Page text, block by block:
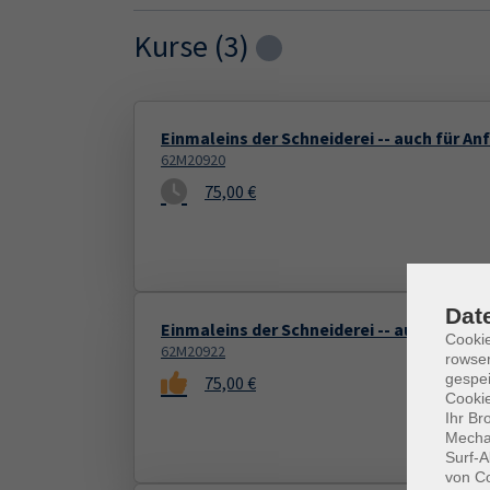
Kurse (3) Loading...
Einmaleins der Schneiderei -- auch für
62M20920
75,00 €
Einmaleins der Schneiderei -- auch für
62M20922
75,00 €
Ihr
Surf-
von